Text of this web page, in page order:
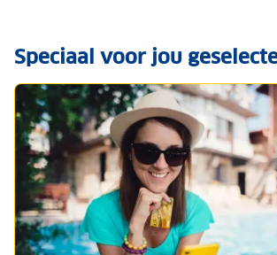
Speciaal voor jou